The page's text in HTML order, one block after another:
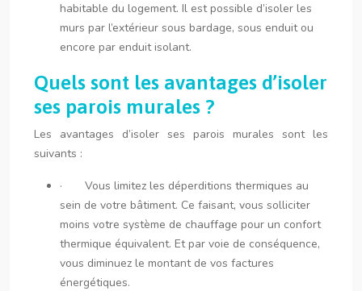
habitable du logement. Il est possible d’isoler les
murs par l’extérieur sous bardage, sous enduit ou
encore par enduit isolant.
Quels sont les avantages d’isoler
ses parois murales ?
Les avantages d’isoler ses parois murales sont les
suivants :
· Vous limitez les déperditions thermiques au
sein de votre bâtiment. Ce faisant, vous solliciter
moins votre système de chauffage pour un confort
thermique équivalent. Et par voie de conséquence,
vous diminuez le montant de vos factures
énergétiques.